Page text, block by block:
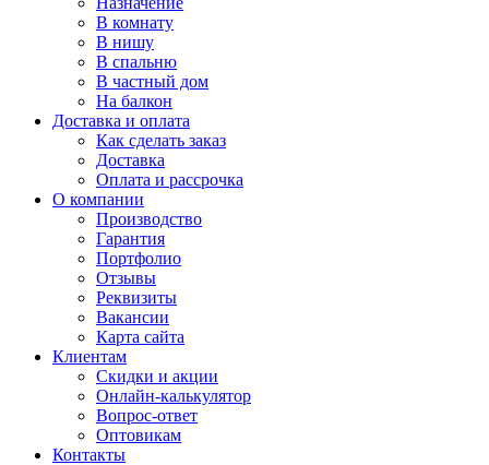
В комнату
В нишу
В спальню
В частный дом
На балкон
Доставка и оплата
Как сделать заказ
Доставка
Оплата и рассрочка
О компании
Производство
Гарантия
Портфолио
Отзывы
Реквизиты
Вакансии
Карта сайта
Клиентам
Скидки и акции
Онлайн-калькулятор
Вопрос-ответ
Оптовикам
Контакты